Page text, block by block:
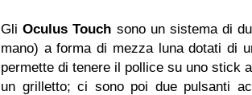
GliOculus Touch sono un sistema di
mano) a forma di mezza luna dotati di
permette di tenere il pollice su uno stick
un grilletto; ci sono poi due pulsanti